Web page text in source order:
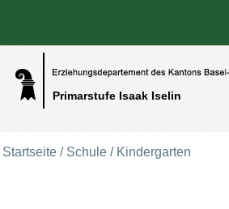
Primarstufe Isaak Iselin
Benutzerspezifische Werkzeuge
Direkt zum Inhalt|Direkt zur Navigation
Startseite / Schule / Kindergarten